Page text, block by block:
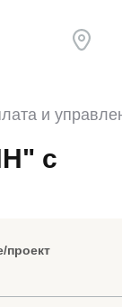
и
с
проект